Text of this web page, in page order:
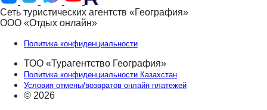
Сеть туристических агентств «География»
ООО «Отдых онлайн»
Политика конфиденциальности
ТОО «Турагентство География»
Политика конфиденциальности Казахстан
Условия отмены/возвратов онлайн платежей
© 2026